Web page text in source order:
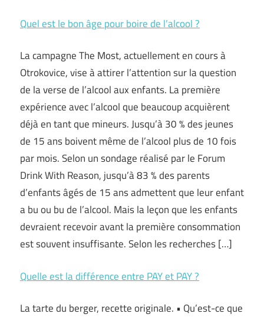
Quel est le bon âge pour boire de l’alcool ?
La campagne The Most, actuellement en cours à
Otrokovice, vise à attirer l’attention sur la question
de la verse de l’alcool aux enfants. La première
expérience avec l’alcool que beaucoup acquièrent
déjà en tant que mineurs. Jusqu’à 30 % des jeunes
de 15 ans boivent même de l’alcool plus de 10 fois
par mois. Selon un sondage réalisé par le Forum
Drink With Reason, jusqu’à 83 % des parents
d’enfants âgés de 15 ans admettent que leur enfant
a bu ou bu de l’alcool. Mais la leçon que les enfants
devraient recevoir avant la première consommation
est souvent insuffisante. Selon les recherches […]
Quelle est la différence entre PAY et PAY ?
La tarte du berger, recette originale. • Qu’est-ce que